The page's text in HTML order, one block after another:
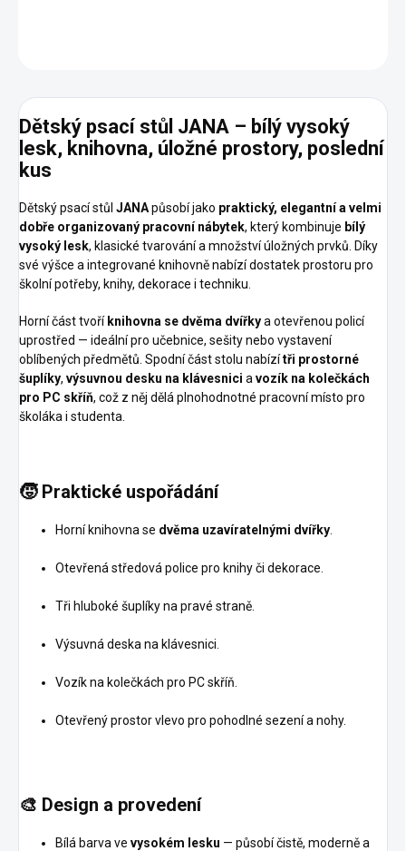
Dětský psací stůl JANA – bílý vysoký
lesk, knihovna, úložné prostory, poslední
kus
Dětský psací stůl JANApůsobí jako praktický, elegantní a velmi
dobře organizovaný pracovní nábytek, který kombinuje bílý
vysoký lesk, klasické tvarování a množství úložných prvků. Díky
své výšce a integrované knihovně nabízí dostatek prostoru pro
školní potřeby, knihy, dekorace i techniku.
Horní část tvoří knihovna se dvěma dvířkya otevřenou policí
uprostřed — ideální pro učebnice, sešity nebo vystavení
oblíbených předmětů. Spodní část stolu nabízítři prostorné
šuplíky, výsuvnou desku na klávesnici a vozík na kolečkách
pro PC skříň, což z něj dělá plnohodnotné pracovní místo pro
školáka i studenta.
🧒 Praktické uspořádání
Horní knihovna se dvěma uzavíratelnými dvířky
Otevřená středová police pro knihy či dekorace.
Tři hluboké šuplíky na pravé straně.
Výsuvná deska na klávesnici.
Vozík na kolečkách pro PC skříň.
Otevřený prostor vlevo pro pohodlné sezení a nohy.
🎨 Design a provedení
Bílá barva ve vysokém lesku — působí čistě, moderně a